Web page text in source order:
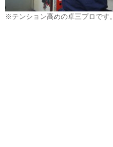
※テンション高めの卓三プロです。